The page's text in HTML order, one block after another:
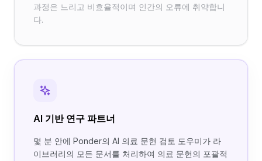
과정은 느리고 비효율적이며 인간의 오류에 취약합니
다.
AI 기반 연구 파트너
몇 분 안에 Ponder의 AI 의료 문헌 검토 도우미가 라
이브러리의 모든 문서를 처리하여 의료 문헌의 포괄적